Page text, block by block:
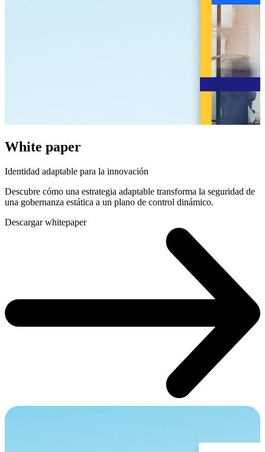
White paper
Identidad adaptable para la innovación
Descubre cómo una estrategia adaptable transforma la seguridad de
una gobernanza estática a un plano de control dinámico.
Descargar whitepaper